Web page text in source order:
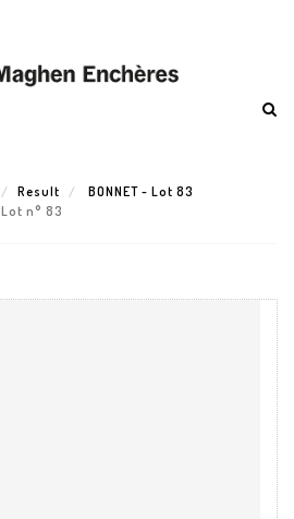
Result
BONNET - Lot 83
Lot n° 83